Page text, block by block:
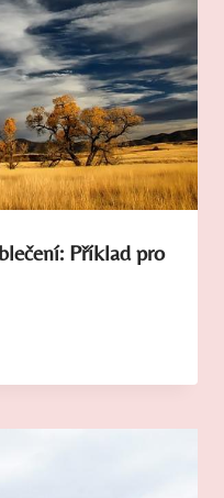
Příklad pro